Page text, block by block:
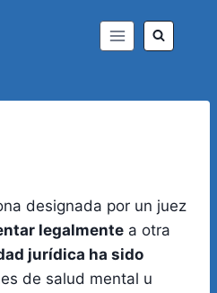
designada por un juez
legalmente a otra
jurídica ha sido
de salud mental u